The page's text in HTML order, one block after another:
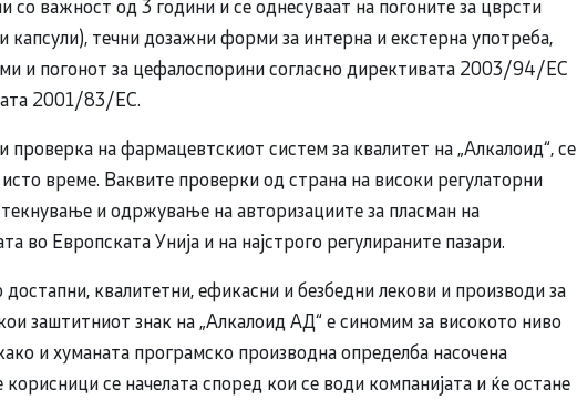
со важност од 3 години и се однесуваат на погоните за цврсти
течни дозажни форми за интерна и екстерна употреба,
и погонот за цефалоспорини согласно директивата 2003/94/ЕС
2001/83/ЕС.
проверка на фармацевтскиот систем за квалитет на „Алкалоид“, се
време. Ваквите проверки од страна на високи регулаторни
и одржување на авторизациите за пласман на
во Европската Унија и на најстрого регулираните пазари.
квалитетни, ефикасни и безбедни лекови и производи за
заштитниот знак на „Алкалоид АД“ е синомим за високото ниво
и хуманата програмско производна определба насочена
се начелата според кои се води компанијата и ќе остане